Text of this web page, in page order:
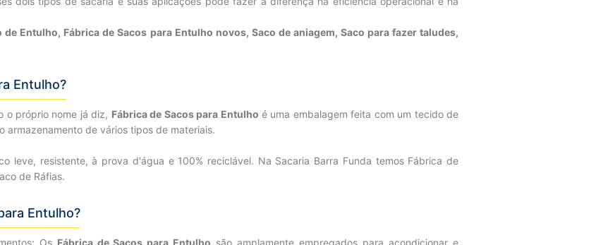
de Entulho, Fábrica de Sacos para Entulho novos, Saco de aniagem, Saco para fazer taludes,
Entulho?
o próprio nome já diz, Fábrica de Sacos para Entulho é uma embalagem feita com um tecido de
armazenamento de vários tipos de materiais.
leve, resistente, à prova d'água e 100% reciclável. Na Sacaria Barra Funda temos Fábrica de
de Ráfias.
Entulho?
Os Fábrica de Sacos para Entulho são amplamente empregados para acondicionar e